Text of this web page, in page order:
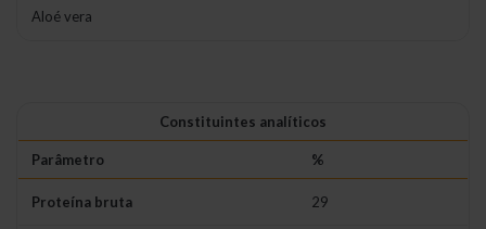
Aloé vera
Constituintes analíticos
Parâmetro %
Proteína bruta 29